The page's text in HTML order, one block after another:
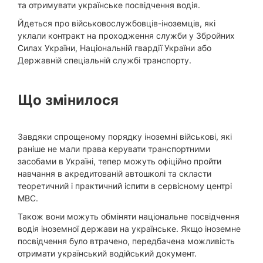
та отримувати українське посвідчення водія.
Йдеться про військовослужбовців-іноземців, які
уклали контракт на проходження служби у Збройних
Силах України, Національній гвардії України або
Державній спеціальній службі транспорту.
Що змінилося
Завдяки спрощеному порядку іноземні військові, які
раніше не мали права керувати транспортними
засобами в Україні, тепер можуть офіційно пройти
навчання в акредитованій автошколі та скласти
теоретичний і практичний іспити в сервісному центрі
МВС.
Також вони можуть обміняти національне посвідчення
водія іноземної держави на українське. Якщо іноземне
посвідчення було втрачено, передбачена можливість
отримати український водійський документ.